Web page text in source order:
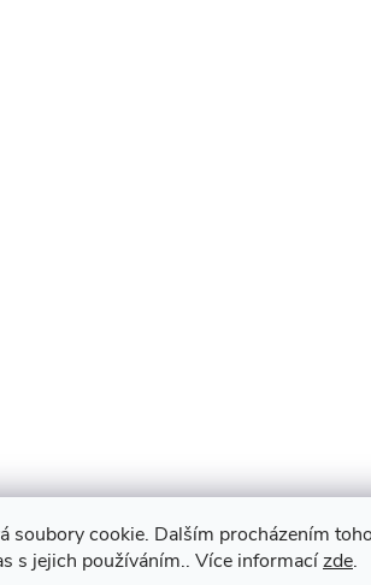
soubory cookie. Dalším procházením
s jejich používáním.. Více informacízde.